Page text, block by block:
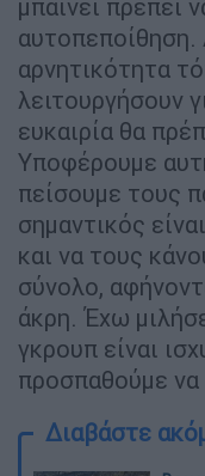
μπαίνει πρέπει
αυτοπεποίθηση.
αρνητικότητα
λειτουργήσουν
ευκαιρία θα
Υποφέρουμε
πείσουμε τους
σημαντικός
και να τους
σύνολο,
άκρη. Έχω
γκρουπ είναι
προσπαθούμε να
Διαβάστε